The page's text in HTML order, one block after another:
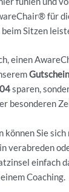
für
Sitzen
einen
sparen,
besonderen
können Sie
verabreden
einfach
Coaching.